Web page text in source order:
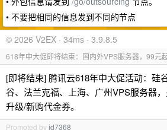
• 不要把相同的信息发到不同的节点
© 2026 V2EX · 34ms · 3.9.8.5
618年中大促即将结束：国内外VPS服务器，99元
[即将结束] 腾讯云618年中大促活动：硅
谷、法兰克福、上海、广州VPS服务器
升级/新购代金券。
Promoted byid7368